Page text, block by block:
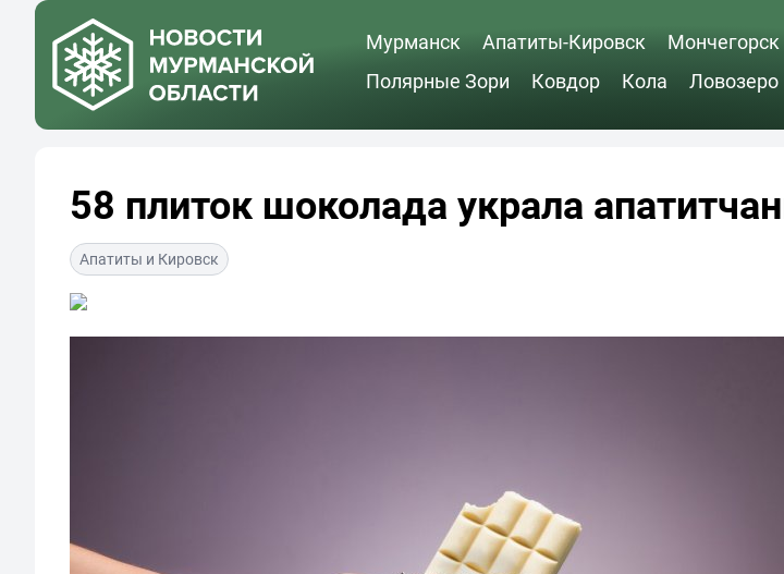
Мурманск Апатиты-Кировск Мончегорск
Полярные Зори
Ковдор Кола Ловозеро
58 плиток шоколада украла
Апатиты и Кировск